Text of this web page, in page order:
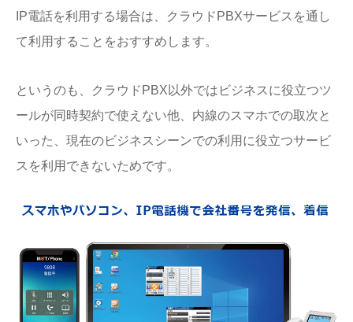
IP電話を利用する場合は、クラウドPBXサービスを通し
て利用することをおすすめします。
というのも、クラウドPBX以外ではビジネスに役立つツ
ールが同時契約で使えない他、内線のスマホでの取次と
いった、現在のビジネスシーンでの利用に役立つサービ
スを利用できないためです。